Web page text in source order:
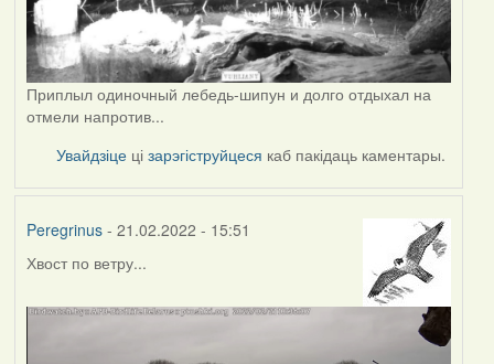
Приплыл одиночный лебедь-шипун и долго отдыхал на
отмели напротив...
Увайдзіце цізарэгіструйцеся каб пакідаць каментары.
Peregrinus- 21.02.2022 - 15:51
Хвост по ветру...